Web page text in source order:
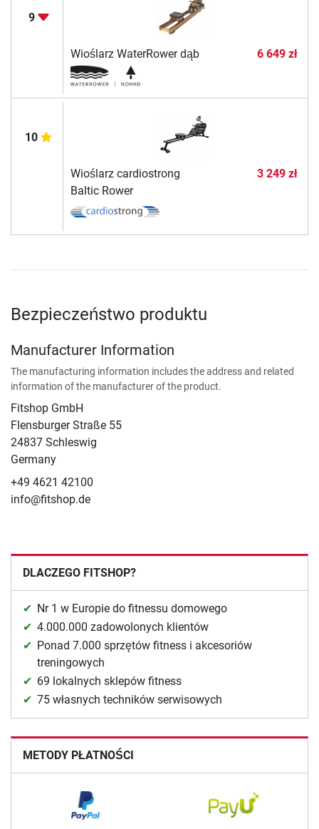
9
Wioślarz WaterRower dąb 6 649 zł
10
Wioślarz cardiostrong
Baltic Rower
3 249 zł
Bezpieczeństwo produktu
Manufacturer Information
The manufacturing information includes the address and related
information of the manufacturer of the product.
Fitshop GmbH
Flensburger Straße 55
24837 Schleswig
Germany
+49 4621 42100
info@fitshop.de
DLACZEGO FITSHOP?
Nr 1 w Europie do fitnessu domowego
4.000.000 zadowolonych klientów
Ponad 7.000 sprzętów fitness i akcesoriów
treningowych
69 lokalnych sklepów fitness
75 własnych techników serwisowych
METODY PŁATNOŚCI